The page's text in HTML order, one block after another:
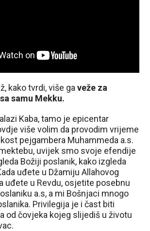
kako tvrdi, više gaveže za
samu Mekku.
Kaba, tamo je epicentar
više volim da provodim vrijeme
pejgambera Muhammeda a.s.
uvijek smo svoje efendije
Božiji poslanik, kako izgleda
uđete u Džamiju Allahovog
uđete u Revdu, osjetite posebnu
a.s, a mi Bošnjaci mnogo
Privilegija je i čast biti
od čovjeka kojeg slijediš u životu